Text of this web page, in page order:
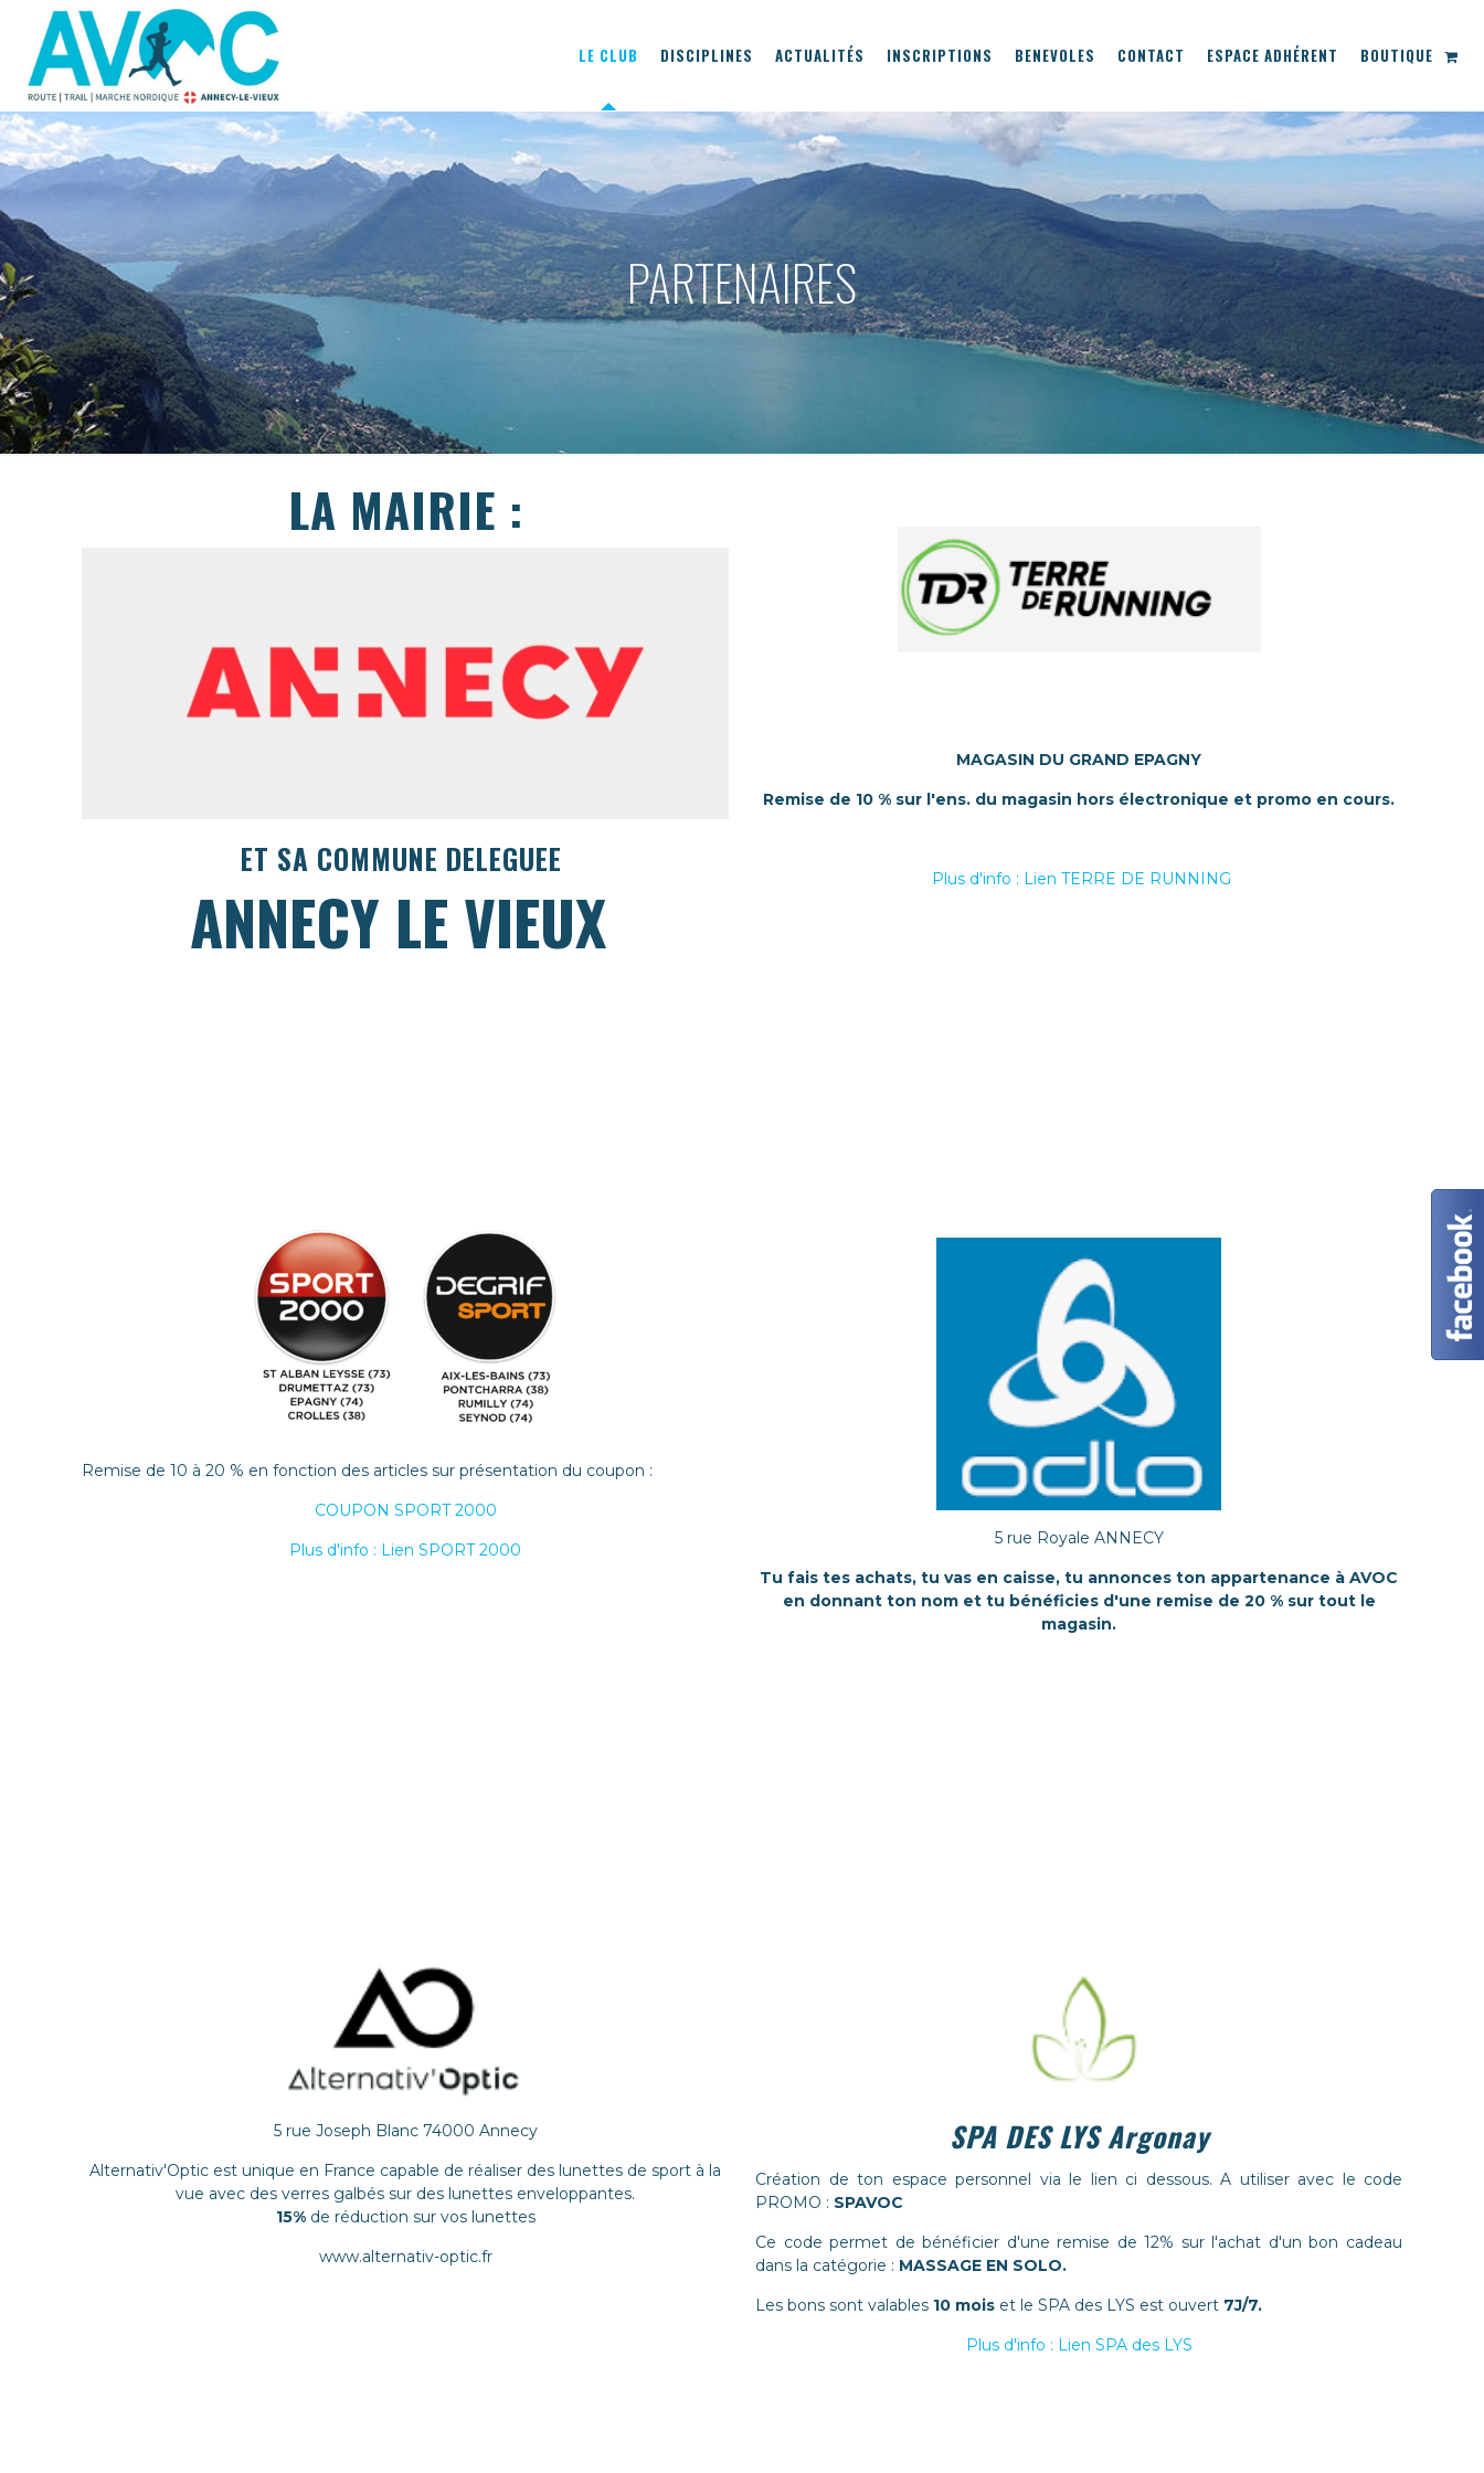
LE CLUB DISCIPLINES ACTUALITÉS INSCRIPTIONS BENEVOLES CONTACT ESPACE ADHÉRENT BOUTIQUE
PARTENAIRES
LA MAIRIE :
ET SA COMMUNE DELEGUEE
ANNECY LE VIEUX
MAGASIN DU GRAND EPAGNY
Remise de 10 % sur l'ens. du magasin hors électronique et promo en cours.
Plus d'info : Lien TERRE DE RUNNING
Remise de 10 à 20 % en fonction des articles sur présentation du coupon :
COUPON SPORT 2000
Plus d'info : Lien SPORT 2000
5 rue Royale ANNECY
Tu fais tes achats, tu vas en caisse, tu annonces ton appartenance à AVOC
en donnant ton nom et tu bénéficies d'une remise de 20 % sur tout le
magasin.
5 rue Joseph Blanc 74000 Annecy
Alternativ'Optic est unique en France capable de réaliser des lunettes de sport à la
vue avec des verres galbés sur des lunettes enveloppantes.
15%de réduction sur vos lunettes
www.alternativ-optic.fr
SPA DES LYS Argonay
Création de ton espace personnel via le lien ci dessous. A utiliser avec le code
PROMO : SPAVOC
Ce code permet de bénéficier d'une remise de 12% sur l'achat d'un bon cadeau
dans la catégorie : MASSAGE EN SOLO.
Les bons sont valables 10 mois et le SPA des LYS est ouvert 7J/7.
Plus d'info : Lien SPA des LYS